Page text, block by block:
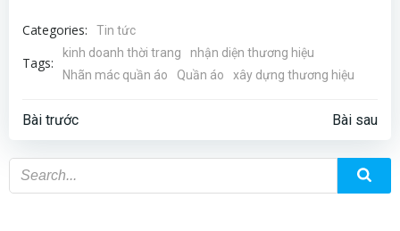
Categories: Tin tức
Tags:
kinh doanh thời trang
nhận diện thương hiệu
Nhãn mác quần áo
Quần áo xây dựng thương hiệu
Điều
hướng
Bài trước
Điều
hướng
Bài sau